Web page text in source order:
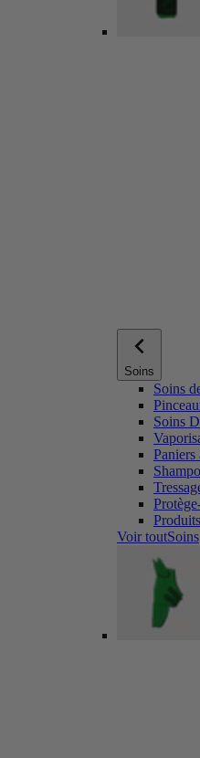
Soins
Soins
Soins
Paniers
Voir toutSoins